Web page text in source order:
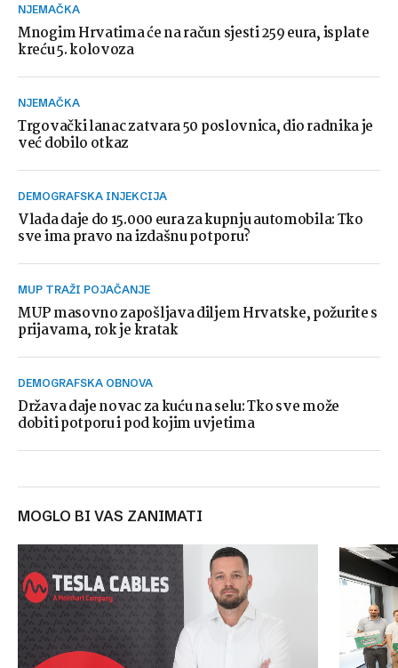
NJEMAČKA
Mnogim Hrvatima će na račun sjesti 259 eura, isplate
kreću 5. kolovoza
NJEMAČKA
Trgovački lanac zatvara 50 poslovnica, dio radnika je
već dobilo otkaz
DEMOGRAFSKA INJEKCIJA
Vlada daje do 15.000 eura za kupnju automobila: Tko
sve ima pravo na izdašnu potporu?
MUP TRAŽI POJAČANJE
MUP masovno zapošljava diljem Hrvatske, požurite s
prijavama, rok je kratak
DEMOGRAFSKA OBNOVA
Država daje novac za kuću na selu: Tko sve može
dobiti potporu i pod kojim uvjetima
MOGLO BI VAS ZANIMATI